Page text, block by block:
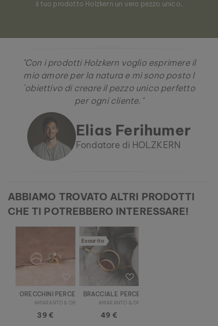
il tuo prodotto Holzkern un vero pezzo unico.
"Con i prodotti Holzkern voglio esprimere il
mio amore per la natura e mi sono posto l
´obiettivo di creare il pezzo unico perfetto
per ogni cliente."
Elias Ferihumer
Fondatore di HOLZKERN
ABBIAMO TROVATO ALTRI PRODOTTI
CHE TI POTREBBERO INTERESSARE!
ORECCHINI PERCEPTION
AMARANTO & ORO
39 €
Esaurito
BRACCIALE PERCEPTION
AMARANTO & ORO
49 €